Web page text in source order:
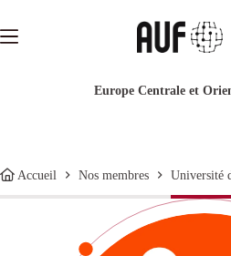
contenu
Europe Centrale et
Accueil Nos membres Université